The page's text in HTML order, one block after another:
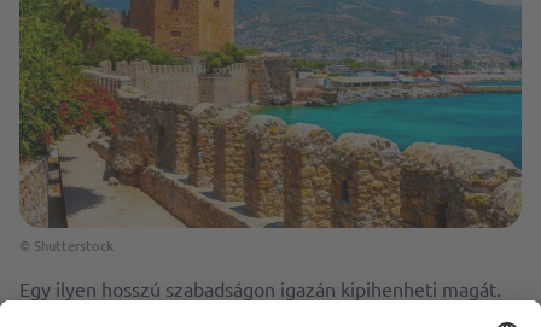
© Shutterstock
Egy ilyen hosszú szabadságon igazán kipihenheti magát.